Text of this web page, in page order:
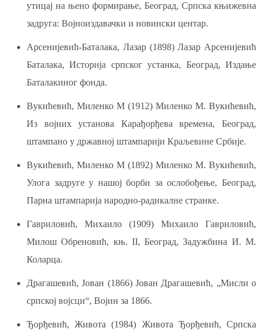
утицај на њено формирање, Београд, Српска књижевна
задруга: Војноиздавачки и новински центар.
Арсенијевић-Баталака, Лазар (1898) Лазар Арсенијевић
Баталака, Историја српског устанка, Београд, Издање
Баталакиног фонда.
Вукићевић, Миленко М (1912) Миленко M. Вукићевић,
Из војних установа Карађорђева времена, Београд,
штампано у државној штампарији Краљевине Србије.
Вукићевић, Миленко М (1892) Миленко М. Вукићевић,
Улога задруге у нашој борби за ослобођење, Београд,
Парна штампарија народно-радикалне странке.
Гавриловић, Михаило (1909) Михаило Гавриловић,
Милош Обреновић, књ. II, Београд, Задужбина И. М.
Коларца.
Драгашевић, Јован (1866) Јован Драгашевић, „Мисли о
српској војсци“, Војин за 1866.
Ђорђевић, Живота (1984) Живота Ђорђевић, Српска